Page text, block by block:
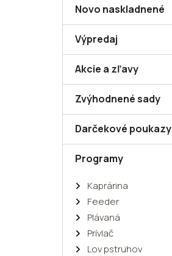
Novo naskladnené
Výpredaj
Akcie a zľavy
Zvýhodnené sady
Darčekové poukazy
Programy
Kaprárina
Feeder
Plávaná
Prívlač
Lov pstruhov